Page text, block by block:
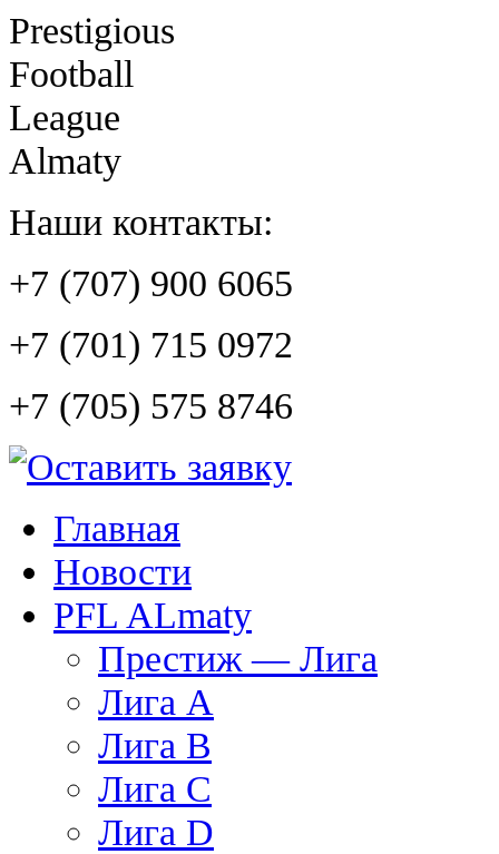
Prestigious
Football
League
Almaty
Наши контакты:
+7 (707) 900 6065
+7 (701) 715 0972
+7 (705) 575 8746
Главная
Новости
PFL ALmaty
Престиж — Лига
Лига А
Лига В
Лига С
Лига D